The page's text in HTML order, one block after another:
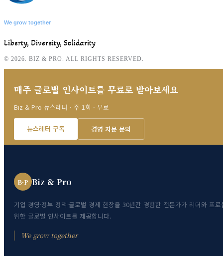
We grow together
Liberty, Diversity, Solidarity
© 2026. BIZ & PRO. ALL RIGHTS RESERVED.
매주 글로벌 인사이트를 무료로 받아보세요
Biz & Pro 뉴스레터 · 주 1회 · 무료
뉴스레터 구독 경영 자문 문의
B·P Biz & Pro
기업 경영·정부 정책·글로벌 경제 현장을 30년간 경험한 전문가가 리더와 프로
위한 글로벌 인사이트를 제공합니다.
We grow together